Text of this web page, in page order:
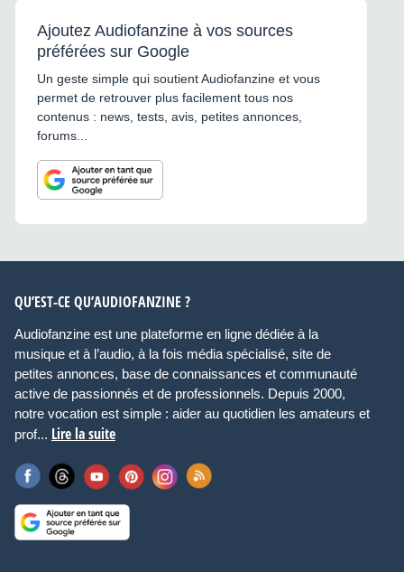
Ajoutez Audiofanzine à vos sources
préférées sur Google
Un geste simple qui soutient Audiofanzine et vous
permet de retrouver plus facilement tous nos
contenus : news, tests, avis, petites annonces,
forums...
QU’EST-CE QU’AUDIOFANZINE ?
Audiofanzine est une plateforme en ligne dédiée à la
musique et à l’audio, à la fois média spécialisé, site de
petites annonces, base de connaissances et communauté
active de passionnés et de professionnels. Depuis 2000,
notre vocation est simple : aider au quotidien les amateurs et
prof... Lire la suite